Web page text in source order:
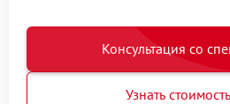
Консультация со
Узнать